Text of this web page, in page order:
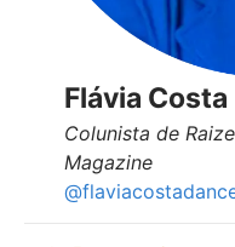
Flávia Costa
Colunista de
Magazine